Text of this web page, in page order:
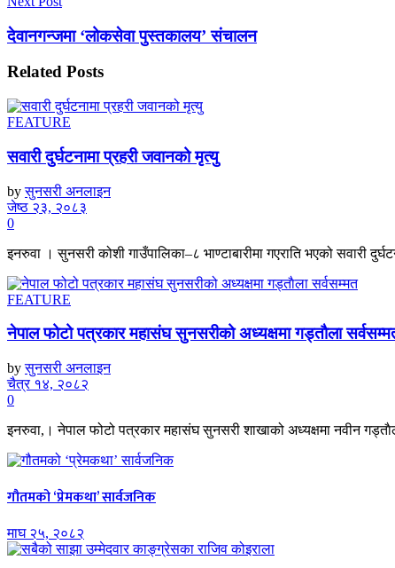
देवानगन्जमा ‘लोकसेवा पुस्तकालय’ संचालन
Related Posts
FEATURE
सवारी दुर्घटनामा प्रहरी जवानको मृत्यु
by सुनसरी अनलाइन
जेष्ठ २३, २०८३
0
इनरुवा । सुनसरी कोशी गाउँपालिका–८ भाण्टाबारीमा गएराति भएको सवारी
FEATURE
नेपाल फोटो पत्रकार महासंघ सुनसरीको अध्यक्षमा गड्ताैला
by सुनसरी अनलाइन
चैत्र १४, २०८२
0
इनरुवा,। नेपाल फोटो पत्रकार महासंघ सुनसरी शाखाको अध्यक्षमा नवीन
गौतमको ‘प्रेमकथा’ सार्वजनिक
माघ २५, २०८२